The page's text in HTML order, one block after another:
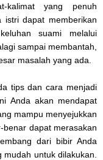
kalimat yang penuh
istri dapat memberikan
suami melalui
sampai membantah,
masalah yang ada.
tips dan cara menjadi
Anda akan mendapat
mampu menyejukkan
benar dapat merasakan
dari bibir Anda
untuk dilakukan.